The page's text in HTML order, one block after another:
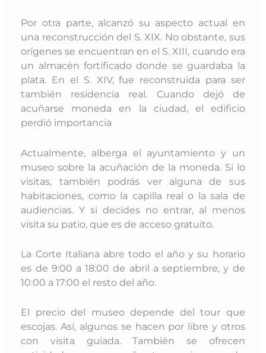
Por otra parte, alcanzó su aspecto actual en
una reconstrucción del S. XIX. No obstante, sus
orígenes se encuentran en el S. XIII, cuando era
un almacén fortificado donde se guardaba la
plata. En el S. XIV, fue reconstruida para ser
también residencia real. Cuando dejó de
acuñarse moneda en la ciudad, el edificio
perdió importancia
Actualmente, alberga el ayuntamiento y un
museo sobre la acuñación de la moneda. Si lo
visitas, también podrás ver alguna de sus
habitaciones, como la capilla real o la sala de
audiencias. Y si decides no entrar, al menos
visita su patio, que es de acceso gratuito.
La Corte Italiana abre todo el año y su horario
es de 9:00 a 18:00 de abril a septiembre, y de
10:00 a 17:00 el resto del año.
El precio del museo depende del tour que
escojas. Así, algunos se hacen por libre y otros
con visita guiada. También se ofrecen